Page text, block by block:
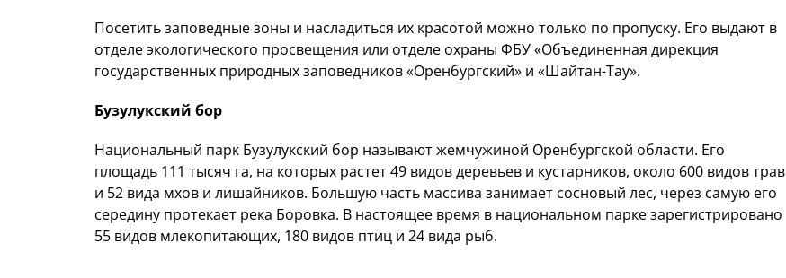
Посетить заповедные зоны и насладиться их красотой можно только по пропуску. Его выдают в
отделе экологического просвещения или отделе охраны ФБУ «Объединенная дирекция
государственных природных заповедников «Оренбургский» и «Шайтан-Тау».
Бузулукский бор
Национальный парк Бузулукский бор называют жемчужиной Оренбургской области. Его
площадь 111 тысяч га, на которых растет 49 видов деревьев и кустарников, около 600 видов трав
и 52 вида мхов и лишайников. Большую часть массива занимает сосновый лес, через самую его
середину протекает река Боровка. В настоящее время в национальном парке зарегистрировано
55 видов млекопитающих, 180 видов птиц и 24 вида рыб.